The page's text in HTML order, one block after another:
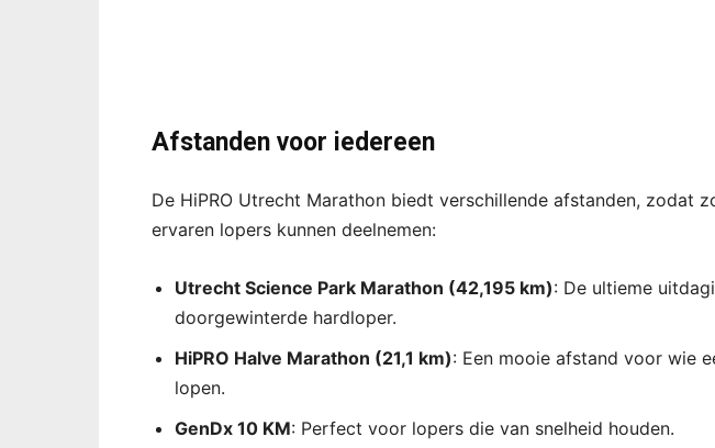
Afstanden voor iedereen
De HiPRO Utrecht Marathon biedt verschillende afstanden, zodat
ervaren lopers kunnen deelnemen:
Utrecht Science Park Marathon (42,195 km): De ultieme
doorgewinterde hardloper.
HiPRO Halve Marathon (21,1 km): Een mooie afstand voor wie
lopen.
GenDx 10 KM: Perfect voor lopers die van snelheid houden.